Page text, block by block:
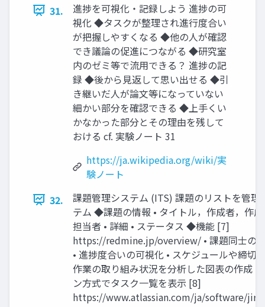
31.
進捗を可視化・記録しよう 進捗の可
視化 ◆タスクが整理され進行度合い
が把握しやすくなる ◆他の人が確認
でき議論の促進につながる ◆研究室
内のゼミ等で流用できる？ 進捗の記
録 ◆後から見返して思い出せる ◆引
き継いだ人が論文等になっていない
細かい部分を確認できる ◆上手くい
かなかった部分とその理由を残して
おける cf. 実験ノート 31
https://ja.wikipedia.org/wiki/実
験ノート
32.
課題管理システム (ITS) 課題のリストを管理
テム ◆課題の情報 • タイトル，作成者，作
担当者 • 詳細 • ステータス ◆機能 [7]
https://redmine.jp/overview/ • 課題同士の
• 進捗度合いの可視化 • スケジュールや締切
作業の取り組み状況を分析した図表の作成 •
ン方式でタスク一覧を表示 [8]
https://www.atlassian.com/ja/software/